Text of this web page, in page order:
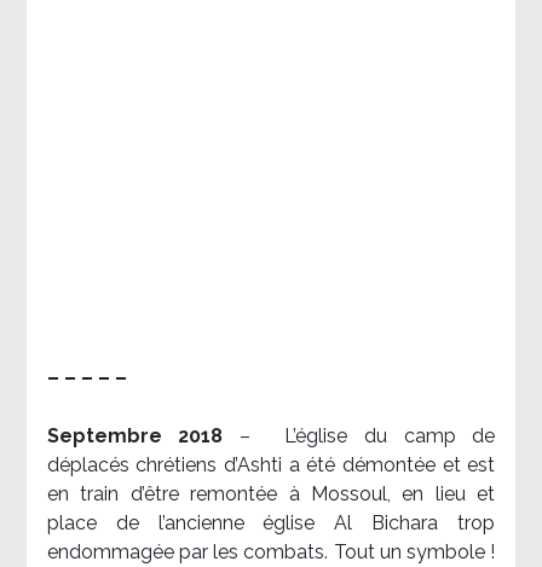
– – – – –
Septembre 2018 –
L’église du camp de
déplacés chrétiens d’Ashti a été démontée et est
en train d’être remontée à Mossoul, en lieu et
place de l’ancienne église Al Bichara trop
endommagée par les combats. Tout un symbole !